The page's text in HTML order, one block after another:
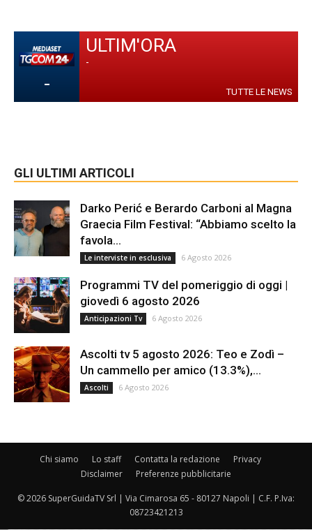
-
ULTIM'ORA
-
TUTTE LE NEWS
GLI ULTIMI ARTICOLI
Darko Perić e Berardo Carboni al Magna
Graecia Film Festival: “Abbiamo scelto la
favola...
Le interviste in esclusiva 6 Agosto 2026
Programmi TV del pomeriggio di oggi |
giovedì 6 agosto 2026
Anticipazioni Tv 6 Agosto 2026
Ascolti tv 5 agosto 2026: Teo e Zodì –
Un cammello per amico (13.3%),...
Ascolti 6 Agosto 2026
Chi siamo Lo staff Contatta la redazione
Privacy
Disclaimer
Preferenze pubblicitarie
© 2026 SuperGuidaTV Srl | Via Cimarosa 65 - 80127 Napoli | C.F. P.Iva:
08723421213